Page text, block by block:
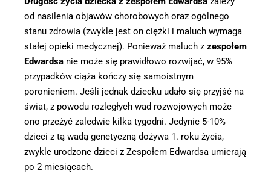
od nasilenia objawów chorobowych oraz ogólnego
stanu zdrowia (zwykle jest on ciężki i maluch wymaga
stałej opieki medycznej). Ponieważ maluch z zespołem
Edwardsa nie może się prawidłowo rozwijać, w 95%
przypadków ciąża kończy się samoistnym
poronieniem. Jeśli jednak dziecku udało się przyjść na
świat, z powodu rozległych wad rozwojowych może
ono przeżyć zaledwie kilka tygodni. Jedynie 5-10%
dzieci z tą wadą genetyczną dożywa 1. roku życia,
zwykle urodzone dzieci z Zespołem Edwardsa umierają
po 2 miesiącach.